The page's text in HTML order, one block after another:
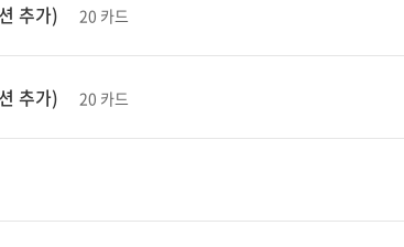
추가) 20 카드
추가) 20 카드